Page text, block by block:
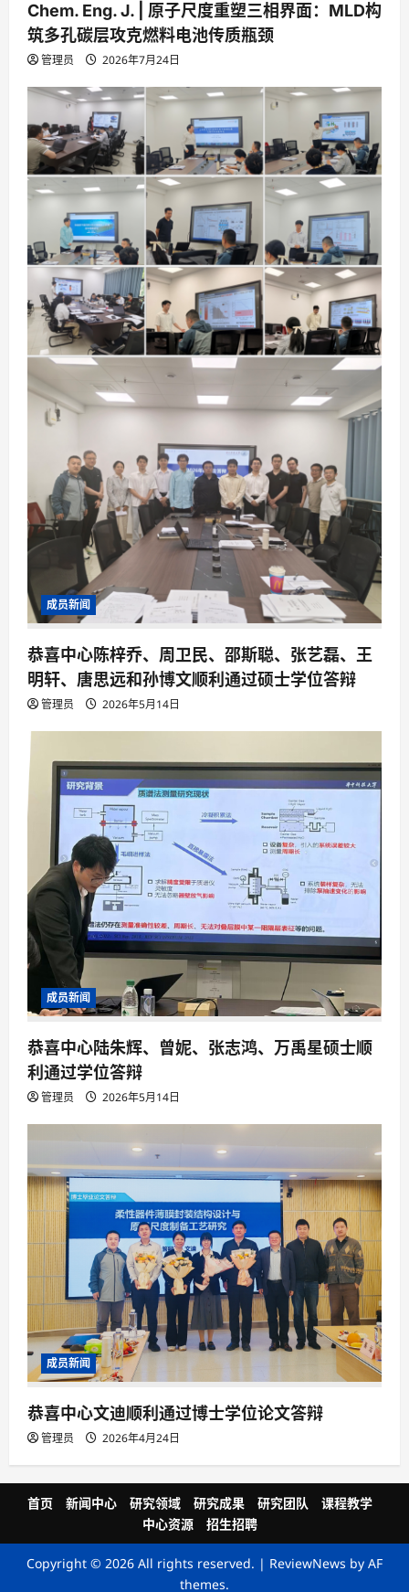
Chem. Eng. J. | 原子尺度重塑三相界面：MLD构
筑多孔碳层攻克燃料电池传质瓶颈
管理员 2026年7月24日
成员新闻
恭喜中心陈梓乔、周卫民、邵斯聪、张艺磊、王
明轩、唐思远和孙博文顺利通过硕士学位答辩
管理员 2026年5月14日
成员新闻
恭喜中心陆朱辉、曾妮、张志鸿、万禹星硕士顺
利通过学位答辩
管理员 2026年5月14日
成员新闻
恭喜中心文迪顺利通过博士学位论文答辩
管理员 2026年4月24日
首页 新闻中心 研究领域 研究成果 研究团队
课程教学
中心资源
招生招聘
Copyright © 2026 All rights reserved. | ReviewNews by AF
themes.